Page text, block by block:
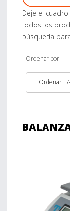
Deje el
todos los
búsqueda
Ordenar por
Ordenar +/-